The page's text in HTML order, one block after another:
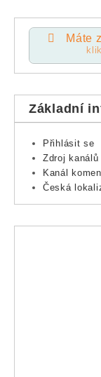
Máte
Základní
Přihlásit se
Zdroj
Kanál
Česká